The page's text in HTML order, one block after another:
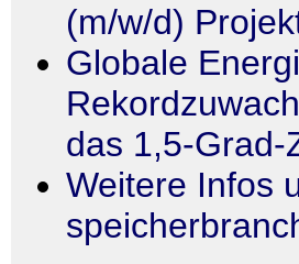
(m/w/d)
Globale
das 1,5-Grad-
Weitere Infos